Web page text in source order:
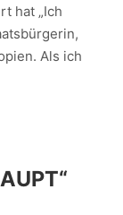
hat „Ich
Als ich